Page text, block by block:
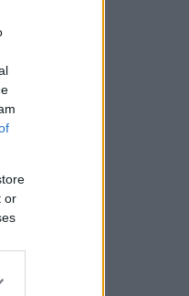
or
- 22:17
τουρκικές
στο Αιγαίο, με οπλισμένα
UAV και ATR-72!
3102 (6/8/2026):
οι τυχεροί αριθμοί που
- 22:03
κοινοβούλιο εξετάζει